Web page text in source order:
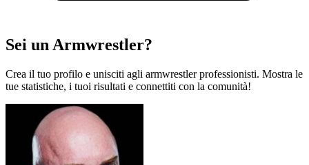
Sei un Armwrestler?
Crea il tuo profilo e unisciti agli armwrestler professionisti. Mostra le
tue statistiche, i tuoi risultati e connettiti con la comunità!